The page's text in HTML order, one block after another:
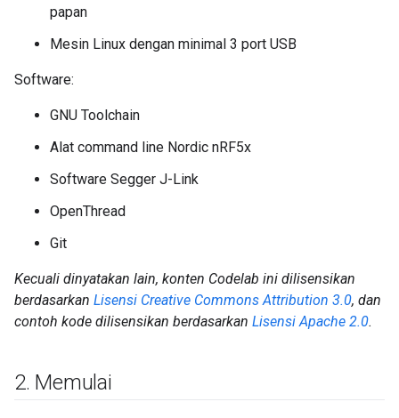
papan
Mesin Linux dengan minimal 3 port USB
Software:
GNU Toolchain
Alat command line Nordic nRF5x
Software Segger J-Link
OpenThread
Git
Kecuali dinyatakan lain, konten Codelab ini dilisensikan
berdasarkan Lisensi Creative Commons Attribution 3.0, dan
contoh kode dilisensikan berdasarkan Lisensi Apache 2.0.
2. Memulai